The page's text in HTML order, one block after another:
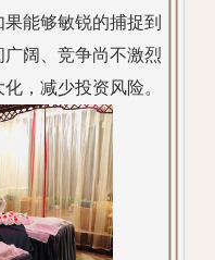
能够敏锐的捕捉到
阔、竞争尚不激烈
，减少投资风险。